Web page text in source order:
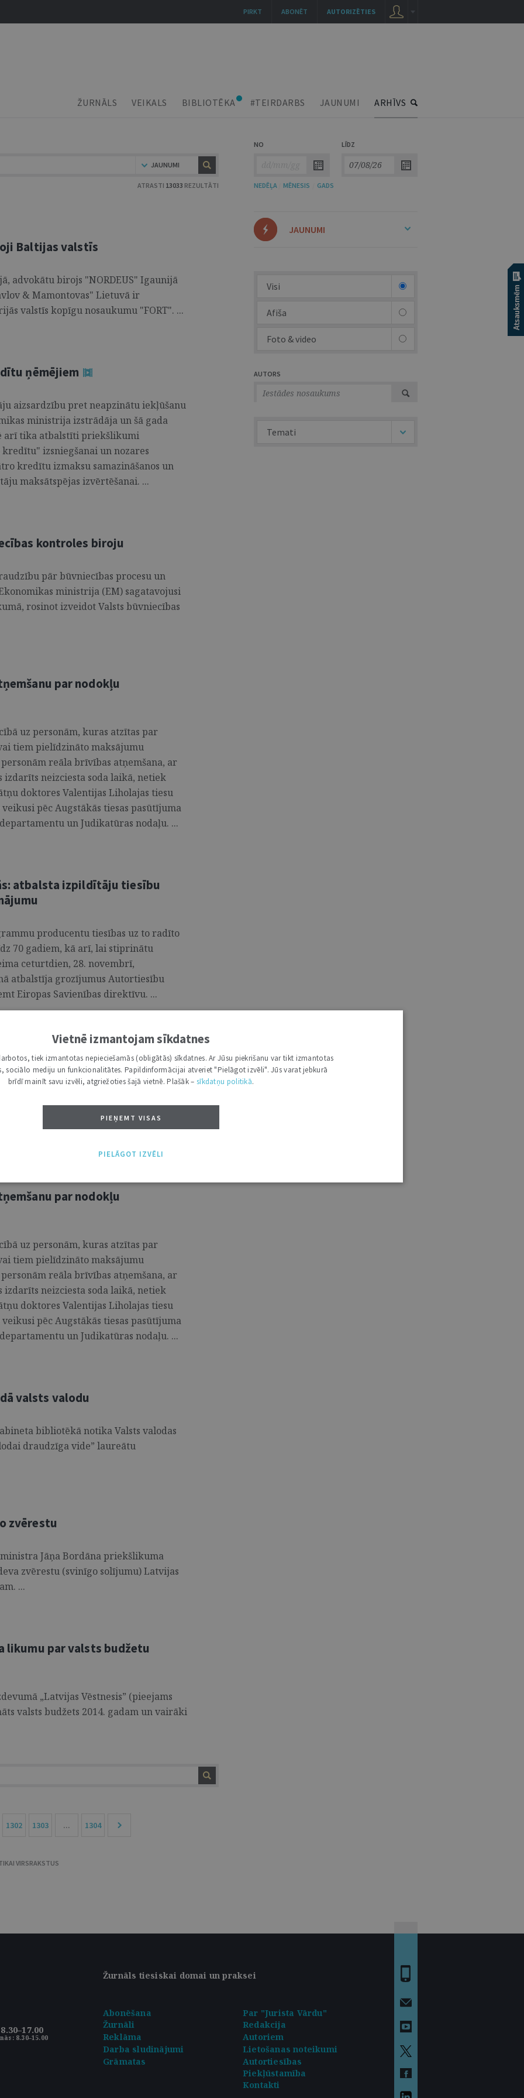
ŽURNĀLS VEIKALS BIBLIOTĒKA #TEIRDARBS JAUNUMI ARHĪVS
JAUNUMI
ATRASTI 13033 REZULTĀTI
NO LĪDZ
NEDĒĻA MĒNESIS GADS
Baltijas valstīs
advokātu birojs "NORDEUS" Igaunijā
& Mamontovas" Lietuvā ir
valstīs kopīgu nosaukumu "FORT". ...
ņēmējiem
aizsardzību pret neapzinātu iekļūšanu
ministrija izstrādāja un šā gada
arī tika atbalstīti priekšlikumi
izsniegšanai un nozares
kredītu izmaksu samazināšanos un
maksātspējas izvērtēšanai. ...
kontroles biroju
pār būvniecības procesu un
ministrija (EM) sagatavojusi
rosinot izveidot Valsts būvniecības
par nodokļu
uz personām, kuras atzītas par
tiem pielīdzināto maksājumu
reāla brīvības atņemšana, ar
neizciesta soda laikā, netiek
doktores Valentijas Liholajas tiesu
pēc Augstākās tiesas pasūtījuma
un Judikatūras nodaļu. ...
atbalsta izpildītāju tiesību
producentu tiesības uz to radīto
70 gadiem, kā arī, lai stiprinātu
ceturtdien, 28. novembrī,
atbalstīja grozījumus Autortiesību
Eiropas Savienības direktīvu. ...
juridisko un fizisko personu
lasījumā atbalstīja būtiskus
kas noteiks izmaiņas privātpersonu
procesā. ...
par nodokļu
uz personām, kuras atzītas par
tiem pielīdzināto maksājumu
reāla brīvības atņemšana, ar
neizciesta soda laikā, netiek
doktores Valentijas Liholajas tiesu
pēc Augstākās tiesas pasūtījuma
un Judikatūras nodaļu. ...
valsts valodu
bibliotēkā notika Valsts valodas
draudzīga vide” laureātu
zvērestu
Jāņa Bordāna priekšlikuma
zvērestu (svinīgo solījumu) Latvijas
...
likumu par valsts budžetu
„Latvijas Vēstnesis” (pieejams
valsts budžets 2014. gadam un vairāki
1302 1303 ... 1304
VIRSRAKSTUS
JAUNUMI
Visi
Afiša
Foto & video
AUTORS
Temati
Žurnāls tiesiskai domai un praksei
8.30–15.00
Abonēšana
Par "Jurista Vārdu"
Žurnāli
Redakcija
Reklāma
Autoriem
Darba sludinājumi
Lietošanas noteikumi
Grāmatas
Autortiesības
Piekļūstamība
Kontakti
AUTORIZĒTIES
ABONĒT
PIRKT
Vietnē izmantojam sīkdatnes
tiek izmantotas nepieciešamās (obligātās) sīkdatnes. Ar Jūsu piekrišanu var tikt izmantotas
sociālo mediju un funkcionalitātes. Papildinformācijai atveriet "Pielāgot izvēli". Jūs varat jebkurā
brīdī mainīt savu izvēli, atgriežoties šajā vietnē. Plašāk – sīkdatņu politikā.
PIEŅEMT VISAS
PIELĀGOT IZVĒLI